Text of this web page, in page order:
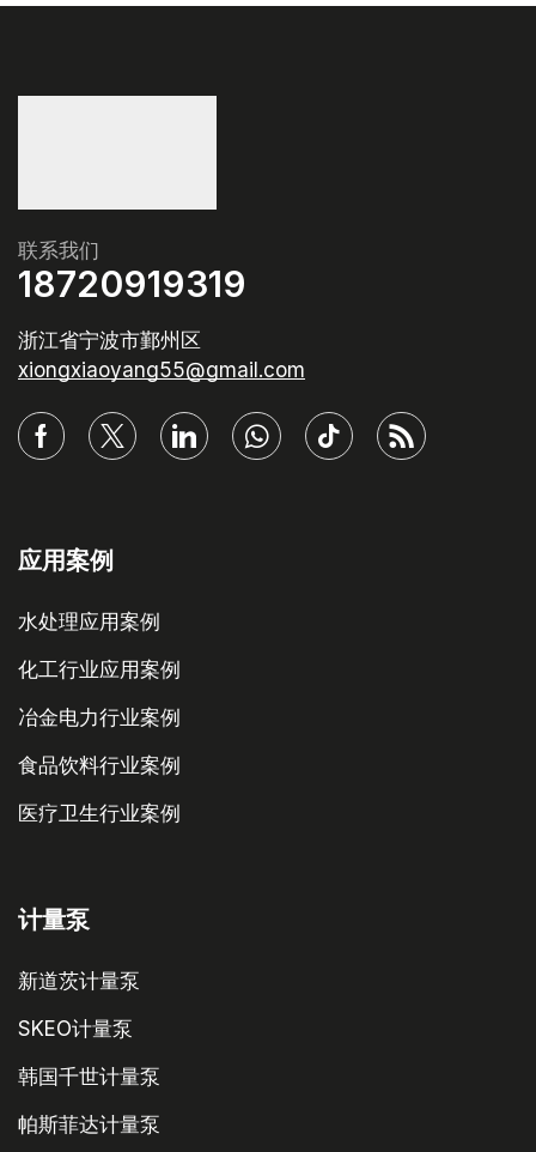
联系我们
18720919319
浙江省宁波市鄞州区
xiongxiaoyang55@gmail.com
应用案例
水处理应用案例
化工行业应用案例
冶金电力行业案例
食品饮料行业案例
医疗卫生行业案例
计量泵
新道茨计量泵
SKEO计量泵
韩国千世计量泵
帕斯菲达计量泵